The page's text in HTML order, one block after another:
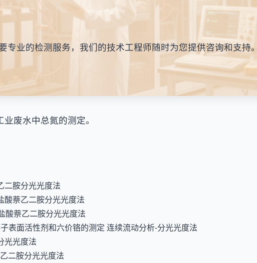
专业的检测服务，我们的技术工程师随时为您提供咨询和支持
废水中总氮的测定。
二胺分光光度法
酸萘乙二胺分光光度法
酸萘乙二胺分光光度法
表面活性剂和六价铬的测定 连续流动分析-分光光度法
光光度法
二胺分光光度法